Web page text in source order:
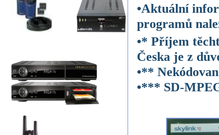
•Aktuální
programů
•* Příjem
Česka je z
•**
•*** SD-